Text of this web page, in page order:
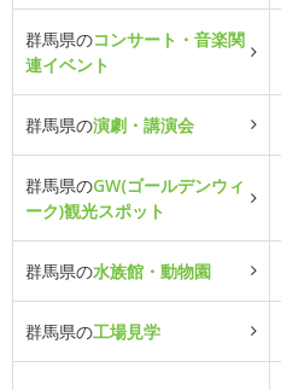
群馬県のコンサート・音楽関
連イベント
群馬県の演劇・講演会
群馬県のGW(ゴールデンウィ
ーク)観光スポット
群馬県の水族館・動物園
群馬県の工場見学